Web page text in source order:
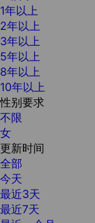
1年以上
2年以上
3年以上
5年以上
8年以上
10年以上
性别要求
不限
女
更新时间
全部
今天
最近3天
最近7天